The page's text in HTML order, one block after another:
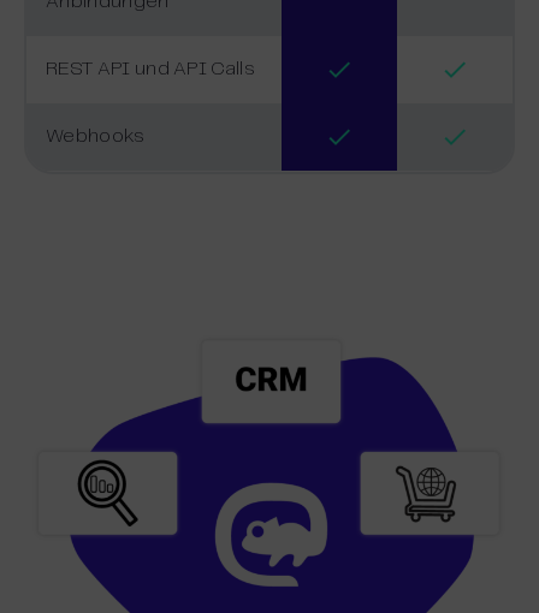
REST API und API Calls
Webhooks